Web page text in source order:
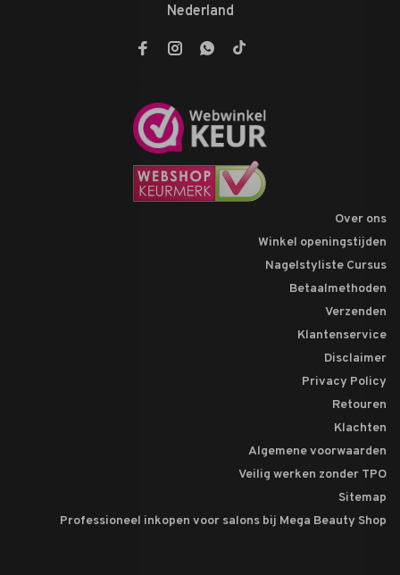
Nederland
Over ons
Winkel openingstijden
Nagelstyliste Cursus
Betaalmethoden
Verzenden
Klantenservice
Disclaimer
Privacy Policy
Retouren
Klachten
Algemene voorwaarden
Veilig werken zonder TPO
Sitemap
Professioneel inkopen voor salons bij Mega Beauty Shop